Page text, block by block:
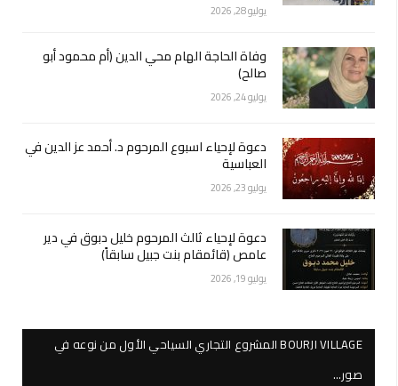
يوليو 28, 2026
وفاة الحاجة الهام محي الدين (أم محمود أبو
صالح)
يوليو 24, 2026
دعوة لإحياء اسبوع المرحوم د. أحمد عز الدين في
العباسية
يوليو 23, 2026
دعوة لإحياء ثالث المرحوم خليل دبوق في دير
عامص (قائمقام بنت جبيل سابقاً)
يوليو 19, 2026
BOURJI VILLAGE المشروع التجاري السياحي الأول من نوعه في
صور…